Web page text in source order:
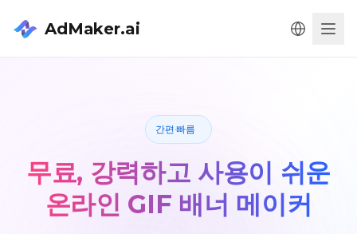
AdMaker.ai
간편·빠름
무료, 강력하고 사용이 쉬운
온라인 GIF 배너 메이커